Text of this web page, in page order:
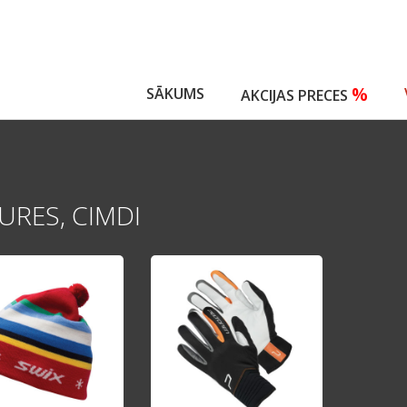
SĀKUMS AKCIJAS PRECES %
CIMDI